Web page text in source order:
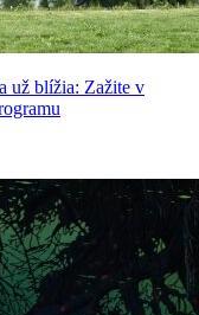
už blížia: Zažite v